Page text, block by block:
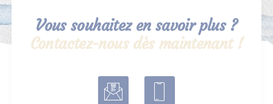
Vous souhaitez en savoir plus ?
Contactez-nous dès maintenant !